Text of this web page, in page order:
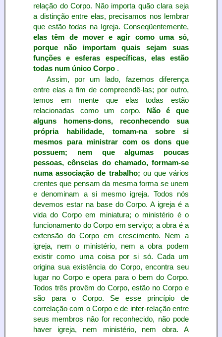
relação do Corpo. Não importa quão clara seja
a distinção entre elas, precisamos nos lembrar
que estão todas na Igreja. Conseqüentemente,
elas têm de mover e agir como uma só,
porque não importam quais sejam suas
funções e esferas específicas, elas estão
todas num único Corpo .
Assim, por um lado, fazemos diferença
entre elas a fim de compreendê-las; por outro,
temos em mente que elas todas estão
relacionadas como um corpo.
Não é que
alguns homens-dons, reconhecendo sua
própria habilidade, tomam-na sobre si
mesmos para ministrar com os dons que
possuem; nem que algumas poucas
pessoas, cônscias do chamado, formam-se
numa associação de trabalho; ou que vários
crentes que pensam da mesma forma se unem
e denominam a si mesmo igreja. Todos nós
devemos estar na base do Corpo. A igreja é a
vida do Corpo em miniatura; o ministério é o
funcionamento do Corpo em serviço; a obra é a
extensão do Corpo em crescimento. Nem a
igreja, nem o ministério, nem a obra podem
existir como uma coisa por si só. Cada um
origina sua existência do Corpo, encontra seu
lugar no Corpo e opera para o bem do Corpo.
Todos três provêm do Corpo, estão no Corpo e
são para o Corpo. Se esse princípio de
correlação com o Corpo e de inter-relação entre
seus membros não for reconhecido, não pode
haver igreja, nem ministério, nem obra. A